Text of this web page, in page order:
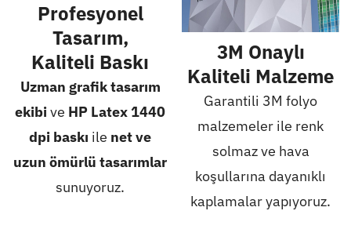
Profesyonel
Tasarım,
Kaliteli Baskı
Uzman grafik tasarım
ekibive HP Latex 1440
dpi baskı ile net ve
uzun ömürlü tasarımlar
sunuyoruz.
3M Onaylı
Kaliteli Malzeme
Garantili 3M folyo
malzemeler ile renk
solmaz ve hava
koşullarına dayanıklı
kaplamalar yapıyoruz.